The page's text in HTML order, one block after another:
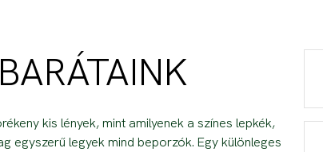
kis lények, mint amilyenek a színes lepkék,
egyszerű legyek mind beporzók. Egy különleges